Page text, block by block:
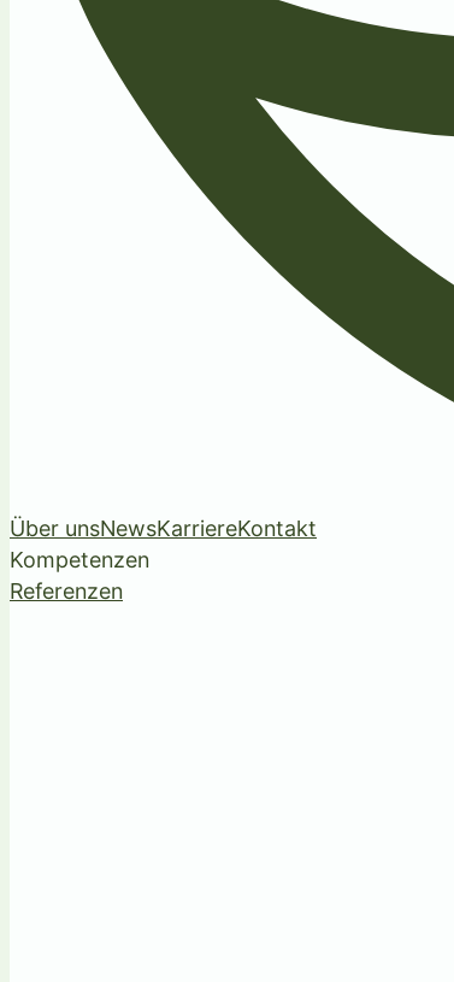
Über unsNewsKarriereKontakt
Kompetenzen
Referenzen